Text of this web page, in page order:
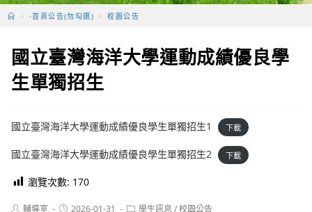
> -首頁公告(勿勾選) > 校園公告
國立臺灣海洋大學運動成績優良學
生單獨招生
國立臺灣海洋大學運動成績優良學生單獨招生1 下載
國立臺灣海洋大學運動成績優良學生單獨招生2 下載
瀏覽次數: 170
Post輔導室
Post2026-01-31
Post學生訊息 /校園公告